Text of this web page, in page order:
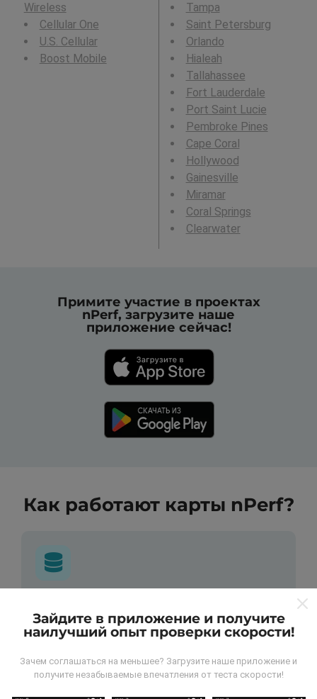
Wireless
Cellular One
U.S. Cellular
Boost Mobile
Tampa
Saint Petersburg
Orlando
Hialeah
Tallahassee
Fort Lauderdale
Port Saint Lucie
Pembroke Pines
Cape Coral
Hollywood
Gainesville
Miramar
Coral Springs
Clearwater
Примите участие в проектах
nPerf, загрузите наше
приложение сейчас!
Как работают карты nPerf?
Данные собираются из тестов, проведенных
проведенные в реальных условиях,
непосредственно в полевых условиях. Если вы
тоже хотите присоединиться, все, что вам нужно
Зайдите в приложение и получите
наилучший опыт проверки скорости!
Зачем соглашаться на меньшее? Загрузите наше приложение и
получите незабываемые впечатления от теста скорости!